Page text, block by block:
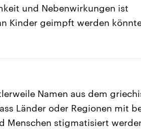
und Nebenwirkungen ist
Kinder geimpft werden
Namen aus dem
Länder oder Regionen mit
Menschen stigmatisiert